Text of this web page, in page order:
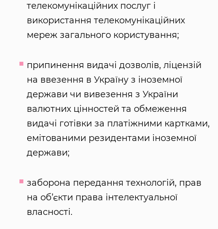
телекомунікаційних послуг і
використання телекомунікаційних
мереж загального користування;
припинення видачі дозволів, ліцензій
на ввезення в Україну з іноземної
держави чи вивезення з України
валютних цінностей та обмеження
видачі готівки за платіжними картками,
емітованими резидентами іноземної
держави;
заборона передання технологій, прав
на об’єкти права інтелектуальної
власності.